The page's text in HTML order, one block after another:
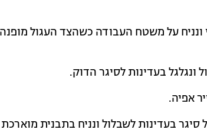
ונניח על משטח העבודה כשהצד העגול
בעדינות לסיגר הדוק.
אפיה.
סיגר בעדינות לשבלול ונניח בתבנית